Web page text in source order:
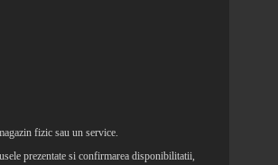
fizic sau un service.
prezentate si confirmarea disponibilitatii,